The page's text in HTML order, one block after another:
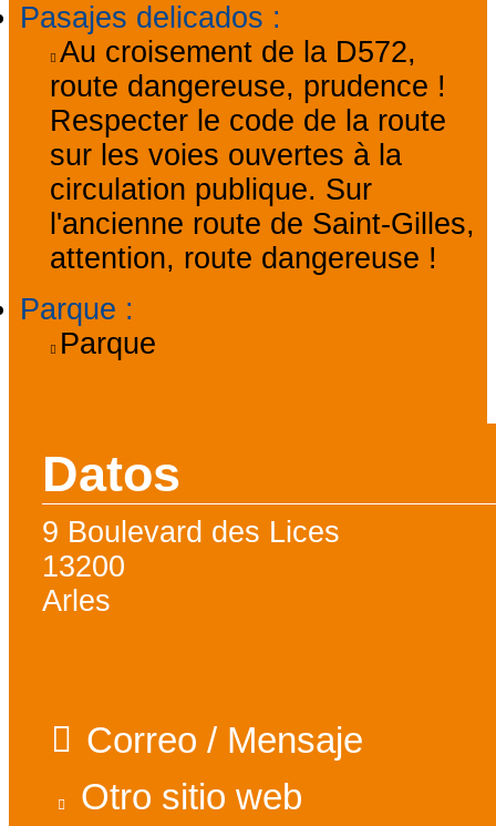
Pasajes delicados :
Au croisement de la D572,
route dangereuse, prudence !
Respecter le code de la route
sur les voies ouvertes à la
circulation publique. Sur
l'ancienne route de Saint-Gilles,
attention, route dangereuse !
Parque :
Parque
Datos
9 Boulevard des Lices
13200
Arles
Correo / Mensaje
Otro sitio web